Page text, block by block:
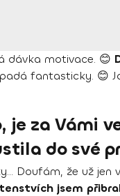
dávka motivace. 😊
fantasticky. 😊
je za Vámi
do své
Doufám, že už
jsem